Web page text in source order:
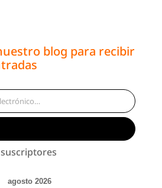
blog para recibir
agosto 2026